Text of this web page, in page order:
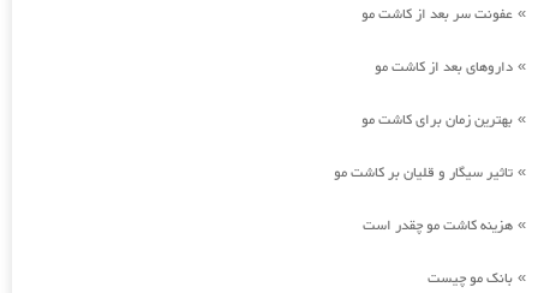
» عفونت سر بعد از کاشت مو
» داروهای بعد از کاشت مو
» بهترین زمان برای کاشت مو
» تاثیر سیگار و قلیان بر کاشت مو
» هزینه کاشت مو چقدر است
» بانک مو چیست